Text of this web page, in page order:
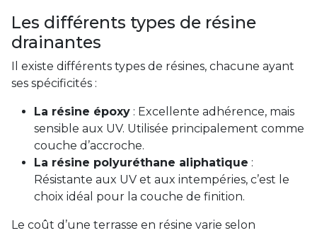
Les différents types de résine
drainantes
Il existe différents types de résines, chacune ayant
ses spécificités :
La résine époxy : Excellente adhérence, mais
sensible aux UV. Utilisée principalement comme
couche d’accroche.
La résine polyuréthane aliphatique :
Résistante aux UV et aux intempéries, c’est le
choix idéal pour la couche de finition.
Le coût d’une terrasse en résine varie selon